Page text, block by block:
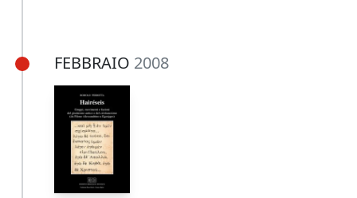
FEBBRAIO 2008